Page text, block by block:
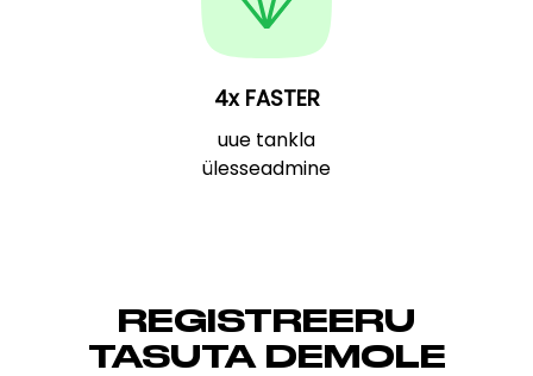
4x FASTER
uue tankla
ülesseadmine
REGISTREERU
TASUTA DEMOLE